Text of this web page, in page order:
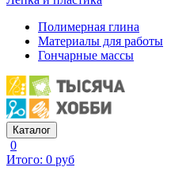
Полимерная глина
Материалы для работы
Гончарные массы
Каталог
0
Итого: 0 руб